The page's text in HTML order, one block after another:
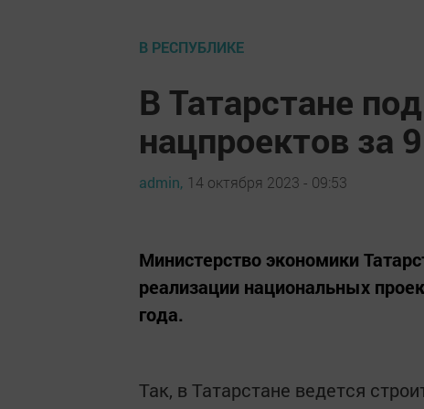
В РЕСПУБЛИКЕ
В Татарстане
нацпроектов за
admin, 14 октября 2023 - 09:53
Министерство экономики
реализации национальных
года.
Так, в Татарстане ведется